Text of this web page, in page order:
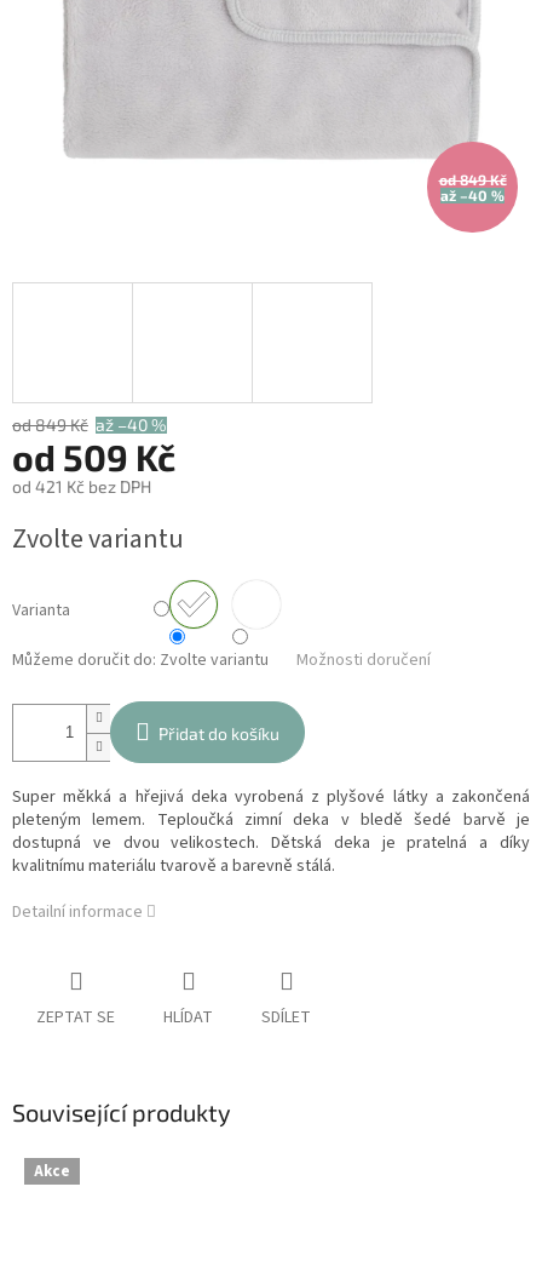
od 849 Kč
až –40 %
od 849 Kč až –40 %
od 509 Kč
od 421 Kč bez DPH
cena:
Zvolte variantu
Varianta
Můžeme doručit do: Zvolte variantu Možnosti doručení
Přidat do košíku
Super měkká a hřejivá deka vyrobená z plyšové látky a zakončená
pleteným lemem. Teploučká zimní deka v bledě šedé barvě je
dostupná ve dvou velikostech. Dětská deka je pratelná a díky
kvalitnímu materiálu tvarově a barevně stálá.
Detailní informace
ZEPTAT SE HLÍDAT SDÍLET
Související produkty
Akce